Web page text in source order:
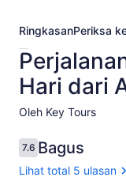
RingkasanPeriksa
Hari dari
Oleh Key Tours
7.67.6 dari 10
Bagus
Lihat total 5 ulasan